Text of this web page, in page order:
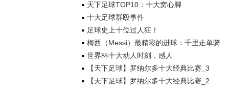
天下足球TOP10：十大窝心脚
十大足球群殴事件
足球史上十位过人狂！
梅西（Messi）最精彩的进球：千里走单骑
世界杯十大动人时刻，感人
【天下足球】罗纳尔多十大经典比赛_3
【天下足球】罗纳尔多十大经典比赛_2